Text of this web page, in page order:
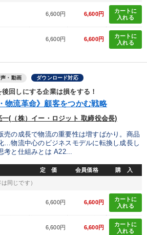
高める知恵を身につける
〈売れ筋・人気〉音声＆動画20選
社員研修を行いたい
経営体系を学びたい
6,600円 6,600円
カートに
入れる
6,600円 6,600円
カートに
入れる
・動画 ダウンロード対応
後回しにする企業は損をする！
物流革命》顧客をつかむ戦略
一(（株）イー・ロジット 取締役会長)
売の成長で物流の重要性は増すばかり。商品
…物流中心のビジネスモデルに転換し成長し
考と仕組みとは A22...
定 価 会員価格 購 入
同じです）
6,600円 6,600円
カートに
入れる
6,600円 6,600円
カートに
入れる